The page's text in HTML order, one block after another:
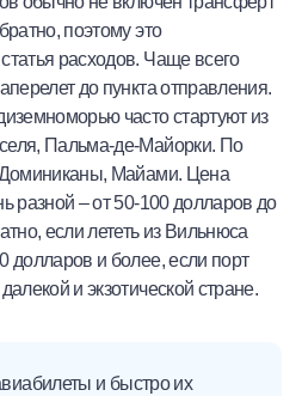
поэтому это
расходов. Чаще всего
до пункта отправления.
часто стартуют из
Пальма-де-Майорки. По
Майами. Цена
разной – от 50-100 долларов до
если лететь из Вильнюса
и более, если порт
и экзотической стране.
и быстро их